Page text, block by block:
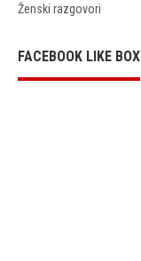
Ženski razgovori
FACEBOOK LIKE BOX